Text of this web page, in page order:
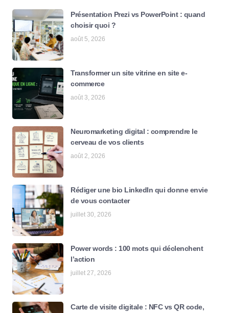
Présentation Prezi vs PowerPoint : quand
choisir quoi ?
août 5, 2026
Transformer un site vitrine en site e-
commerce
août 3, 2026
Neuromarketing digital : comprendre le
cerveau de vos clients
août 2, 2026
Rédiger une bio LinkedIn qui donne envie
de vous contacter
juillet 30, 2026
Power words : 100 mots qui déclenchent
l’action
juillet 27, 2026
Carte de visite digitale : NFC vs QR code,